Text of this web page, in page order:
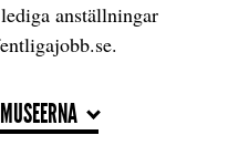
anställningar